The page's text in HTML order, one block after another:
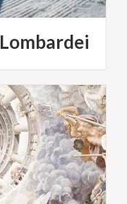
Lombardei